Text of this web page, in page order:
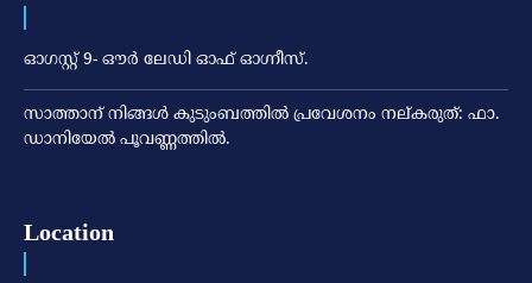
ഓഗസ്റ്റ് 9- ഔര്‍ ലേഡി ഓഫ് ഓഗ്നീസ്.
സാത്താന് നിങ്ങള്‍ കുടുംബത്തില്‍ പ്രവേശനം നല്കരുത്: ഫാ.
ഡാനിയേല്‍ പൂവണ്ണത്തില്‍.
Location